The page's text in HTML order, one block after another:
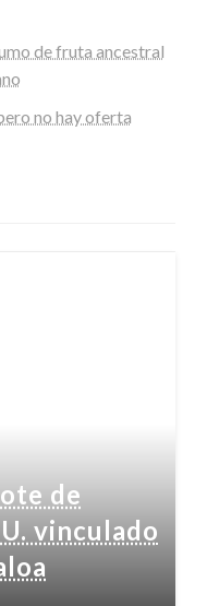
de fruta ancestral
no hay oferta
de
vinculado